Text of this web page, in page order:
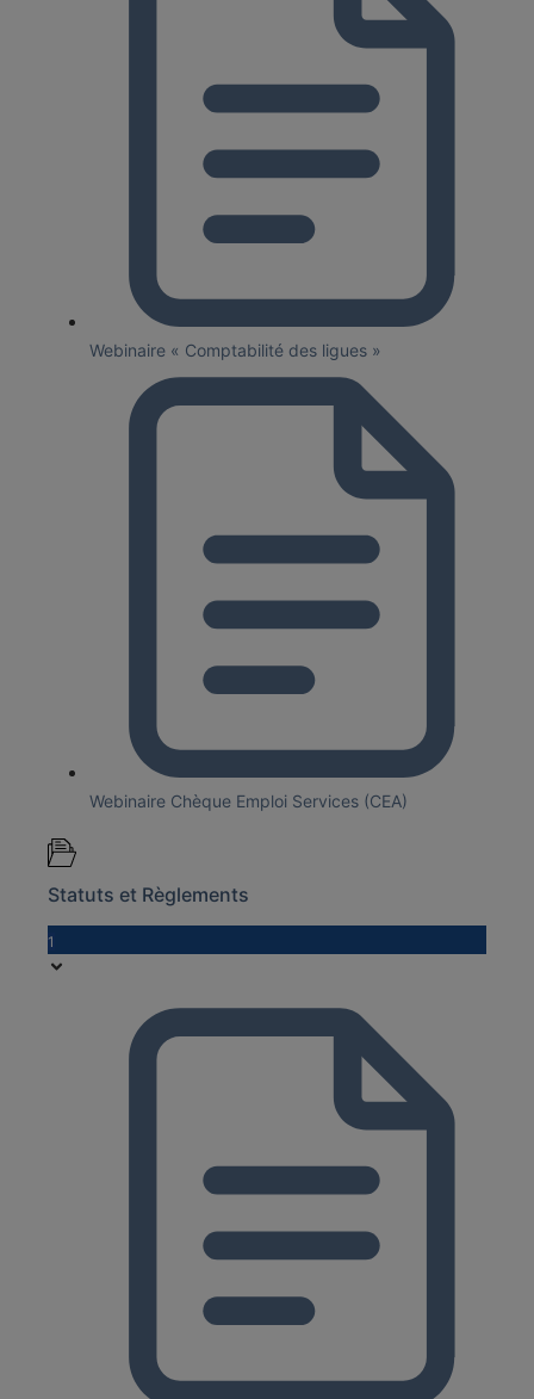
Webinaire « Comptabilité des ligues »
Webinaire Chèque Emploi Services (CEA)
Statuts et Règlements
1